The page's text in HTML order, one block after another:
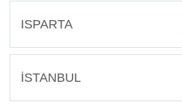
ISPARTA
İSTANBUL